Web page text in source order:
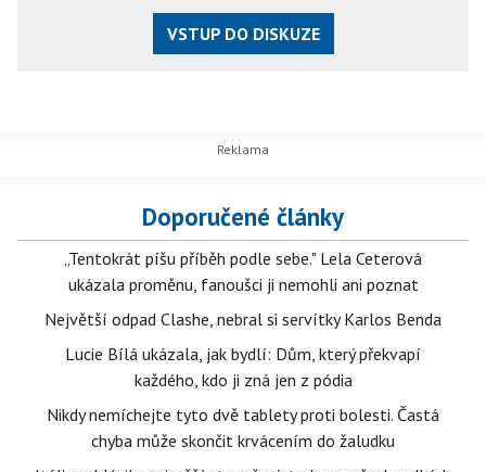
VSTUP DO DISKUZE
Doporučené články
„Tentokrát píšu příběh podle sebe." Lela Ceterová
ukázala proměnu, fanoušci ji nemohli ani poznat
Největší odpad Clashe, nebral si servítky Karlos Benda
Lucie Bílá ukázala, jak bydlí: Dům, který překvapí
každého, kdo ji zná jen z pódia
Nikdy nemíchejte tyto dvě tablety proti bolesti. Častá
chyba může skončit krvácením do žaludku